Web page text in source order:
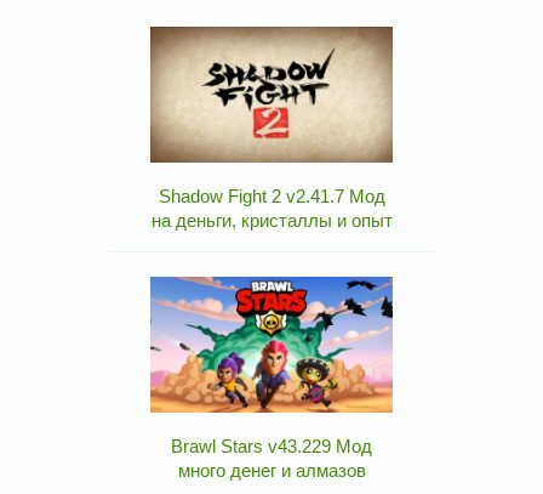
Shadow Fight 2 v2.41.7 Мод
на деньги, кристаллы и опыт
Brawl Stars v43.229 Мод
много денег и алмазов